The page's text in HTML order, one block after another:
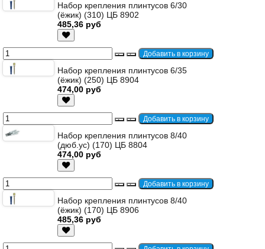
Набор крепления плинтусов 6/30
(ёжик) (310) ЦБ 8902
485,36 руб
Набор крепления плинтусов 6/35
(ёжик) (250) ЦБ 8904
474,00 руб
Набор крепления плинтусов 8/40
(дюб.ус) (170) ЦБ 8804
474,00 руб
Набор крепления плинтусов 8/40
(ёжик) (170) ЦБ 8906
485,36 руб